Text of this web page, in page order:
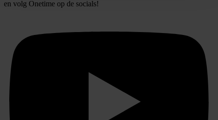
personaliseren, om functies voor social media te bieden
en om ons websiteverkeer te analyseren. Ook delen we
informatie over uw gebruik van onze site met onze
partners kunnen deze gegevens combineren met andere
informatie die u aan ze heeft verstrekt of die ze hebben
verzameld op basis van uw gebruik van hun services.
en volg Onetime op de socials!